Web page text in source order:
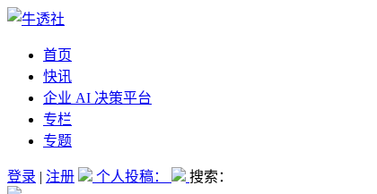
首页
快讯
企业 AI 决策平台
专栏
专题
登录 | 注册 个人投稿： 搜索：